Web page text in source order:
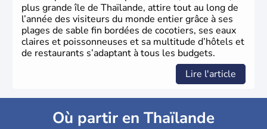
plus grande île de Thaïlande, attire tout au long de
l’année des visiteurs du monde entier grâce à ses
plages de sable fin bordées de cocotiers, ses eaux
claires et poissonneuses et sa multitude d’hôtels et
de restaurants s’adaptant à tous les budgets.
Lire l'article
Où partir en Thaïlande